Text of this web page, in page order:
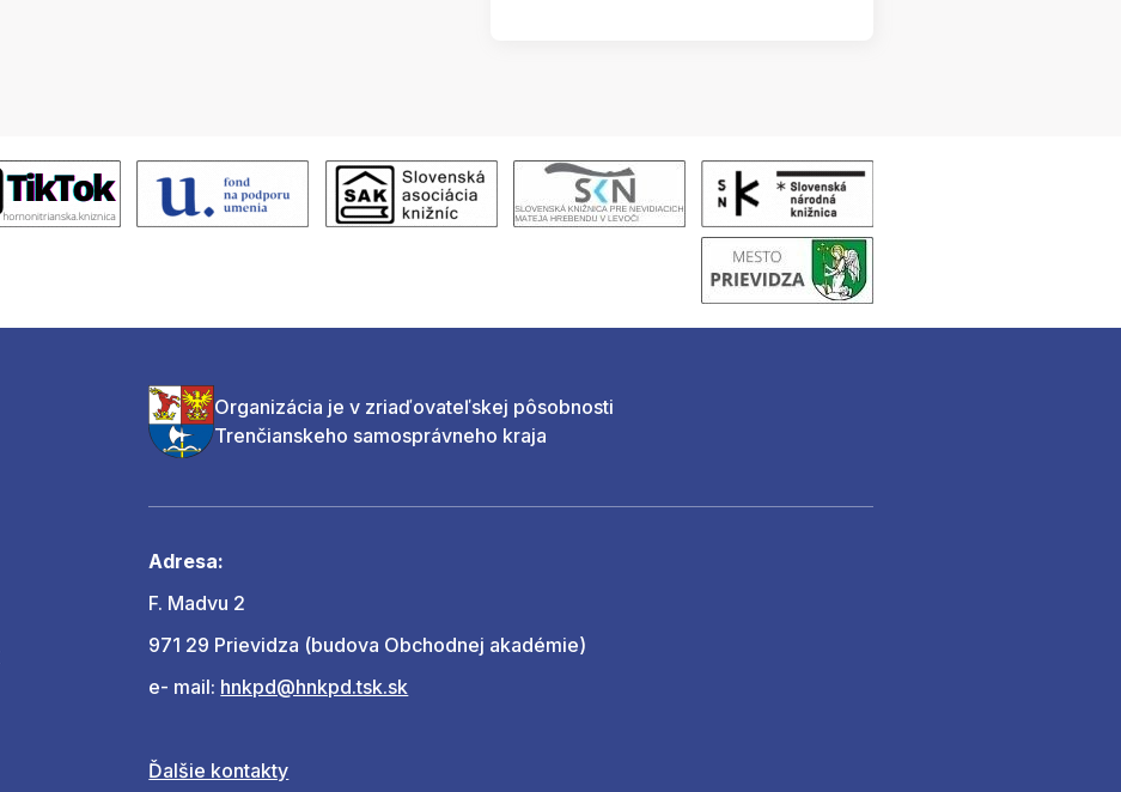
Organizácia je v zriaďovateľskej pôsobnosti
Trenčianskeho samosprávneho kraja
Adresa:
F. Madvu 2
971 29 Prievidza (budova Obchodnej akadémie)
e- mail: hnkpd@hnkpd.tsk.sk
Ďalšie kontakty